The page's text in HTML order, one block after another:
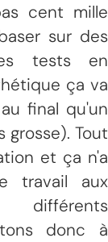
cent mille
sur des
tests en
ça va
final qu'un
grosse). Tout
et ça n'a
travail aux
différents
donc à